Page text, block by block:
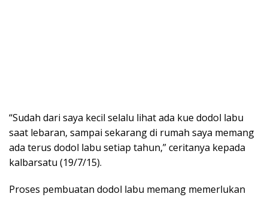
“Sudah dari saya kecil selalu lihat ada kue dodol labu
saat lebaran, sampai sekarang di rumah saya memang
ada terus dodol labu setiap tahun,” ceritanya kepada
kalbarsatu (19/7/15).
Proses pembuatan dodol labu memang memerlukan